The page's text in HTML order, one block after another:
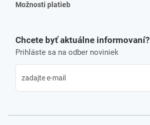
Možnosti platieb
Chcete byť aktuálne informovaní?
Prihláste sa na odber noviniek